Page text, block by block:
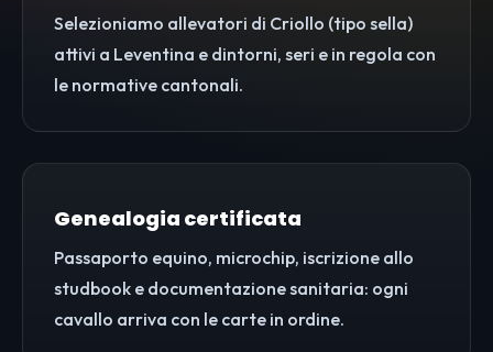
Selezioniamo allevatori di Criollo (tipo sella)
attivi a Leventina e dintorni, seri e in regola con
le normative cantonali.
Genealogia certificata
Passaporto equino, microchip, iscrizione allo
studbook e documentazione sanitaria: ogni
cavallo arriva con le carte in ordine.